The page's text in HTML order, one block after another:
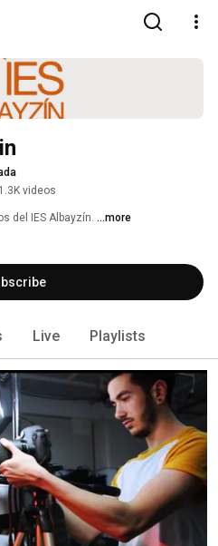
1.3K videos
del IES Albayzín. ...more
Live Playlists